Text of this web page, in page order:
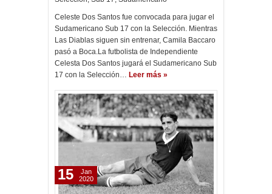
Celeste Dos Santos fue convocada para jugar el
Sudamericano Sub 17 con la Selección. Mientras
Las Diablas siguen sin entrenar, Camila Baccaro
pasó a Boca.La futbolista de Independiente
Celesta Dos Santos jugará el Sudamericano Sub
17 con la Selección… Leer más »
15
Jan
2020